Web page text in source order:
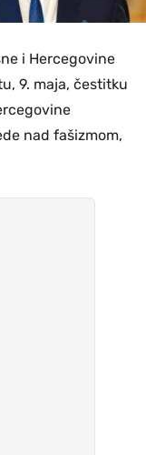
i Hercegovine
9. maja, čestitku
nad fašizmom,